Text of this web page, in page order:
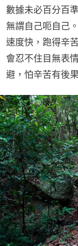
數據未必百分百
無謂自己呃自己
速度快，跑得辛
會忍不住目無表
避，怕辛苦有後